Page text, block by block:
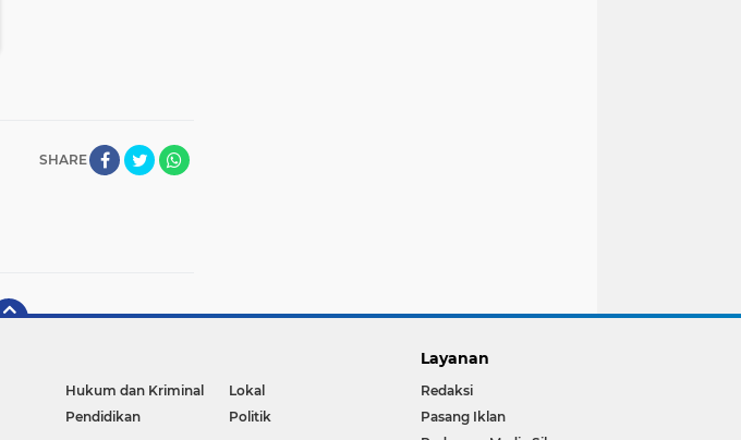
SHARE
Hukum dan Kriminal
Lokal
Pendidikan
Politik
Layanan
Redaksi
Pasang Iklan